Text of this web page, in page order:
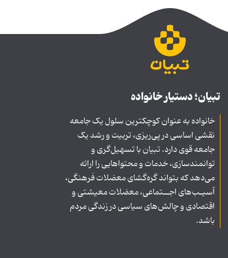
تبیان؛ دستیار خانواده
خانواده به عنوان کوچکترین سلول یک جامعه
نقشی اساسی در پی‌ریزی، تربیت و رشد یک
جامعه قوی دارد. تبیان با تسهیل‌گری و
توانمندسازی، خدمات و محتواهایی را ارائه
می‌دهد که بتواند گره‌گشای معضلات فرهنگی،
آسیـب‌های اجــتماعی، معضلات معیشتی و
اقتصادی و چالش‌های سیاسی در زندگی مردم
باشد.